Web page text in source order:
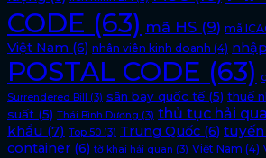
CODE (63) mã HS (9) mã
Việt Nam (6) nhân viên kinh doanh (4)
POSTAL CODE (63)
Surrendered Bill (3) sân bay quốc tế (5) thuế
suất (5) Thái Bình Dương (3) thủ tục hải
khẩu (7) Top 50 (3) Trung Quốc (6)
container (6) tờ khai hải quan (3) Việt Nam (4)